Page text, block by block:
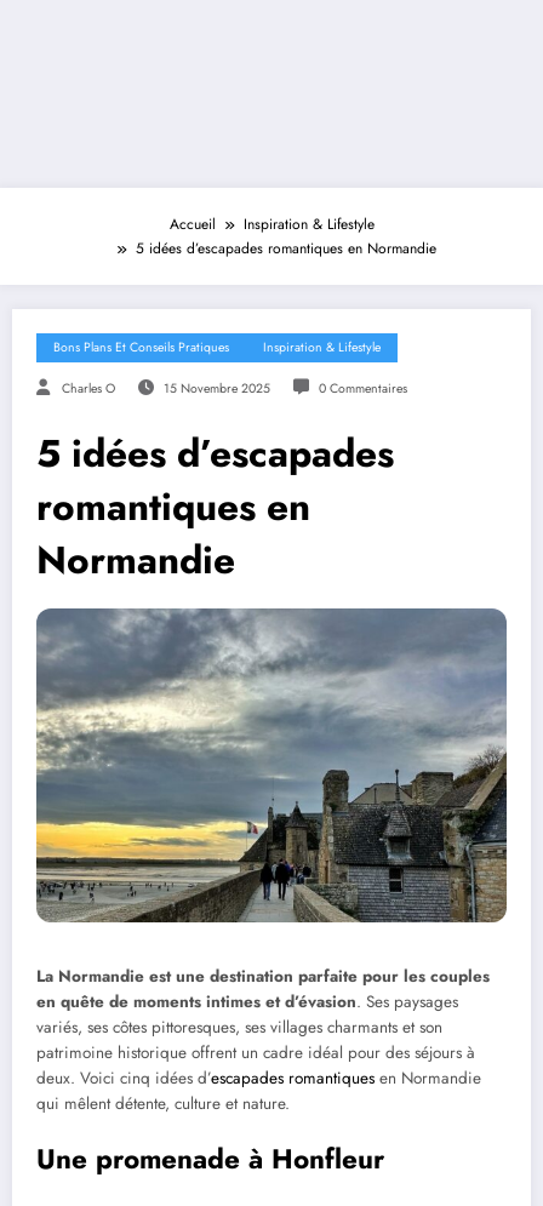
Accueil
Inspiration & Lifestyle
5 idées d’escapades romantiques en Normandie
Bons Plans Et Conseils Pratiques Inspiration & Lifestyle
Charles O 15 Novembre 2025 0 Commentaires
5 idées d’escapades
romantiques en
Normandie
La Normandie est une destination parfaite pour les couples
en quête de moments intimes et d’évasion. Ses paysages
variés, ses côtes pittoresques, ses villages charmants et son
patrimoine historique offrent un cadre idéal pour des séjours à
deux. Voici cinq idées d’escapades romantiques en Normandie
qui mêlent détente, culture et nature.
Une promenade à Honfleur